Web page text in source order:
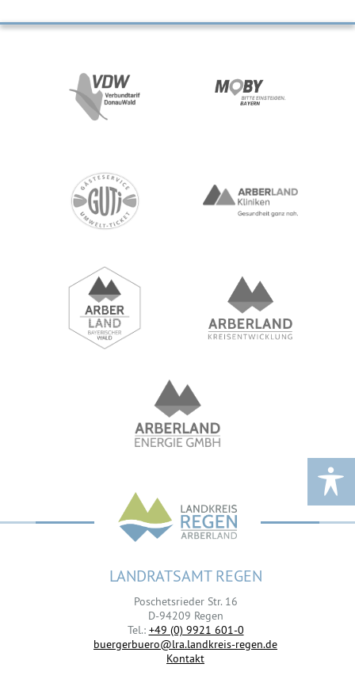
LANDRATSAMT REGEN
Poschetsrieder Str. 16
D-94209 Regen
Tel.: +49 (0) 9921 601-0
buergerbuero@lra.landkreis-regen.de
Kontakt